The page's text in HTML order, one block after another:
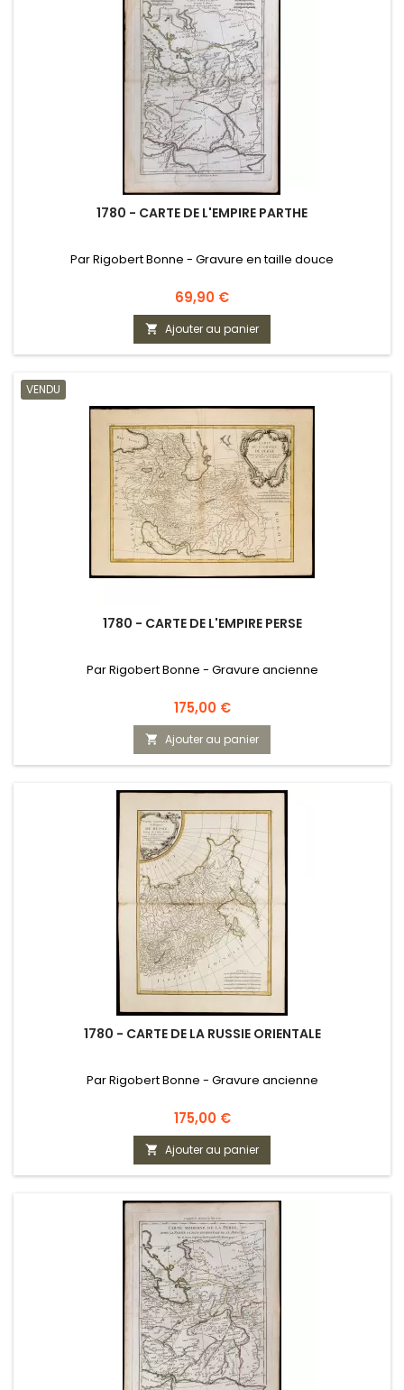
1780 - CARTE DE L'EMPIRE PARTHE
Par Rigobert Bonne - Gravure en taille douce
Prix
69,90 €
 Ajouter au panier
VENDU
1780 - CARTE DE L'EMPIRE PERSE
Par Rigobert Bonne - Gravure ancienne
Prix
175,00 €
 Ajouter au panier
1780 - CARTE DE LA RUSSIE ORIENTALE
Par Rigobert Bonne - Gravure ancienne
Prix
175,00 €
 Ajouter au panier